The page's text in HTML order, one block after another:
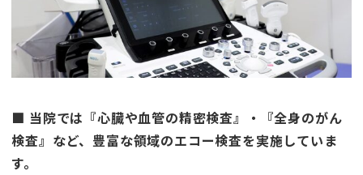
■ 当院では『心臓や血管の精密検査』・『全身のがん
検査』など、豊富な領域のエコー検査を実施していま
す。